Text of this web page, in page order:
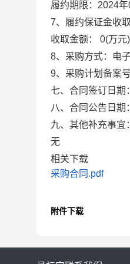
履约期限：2024
7、履约保证金收取
收取金额：
0(万元)
8、采购方式：
电
9、采购计划备案号
七、合同签订日期：
八、合同公告日期：
九、其他补充事宜：
无
相关下载
采购合同.pdf
附件下载